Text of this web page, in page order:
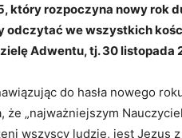
który rozpoczyna nowy rok
odczytać we wszystkich
Adwentu, tj. 30 listopada
do hasła nowego
że „najważniejszym
wszyscy ludzie, jest Jezus